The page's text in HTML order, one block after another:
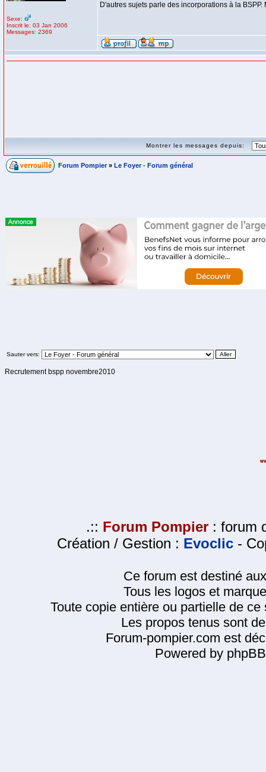
Sexe:
Inscrit le: 03 Jan 2006
Messages: 2369
D'autres sujets parle des incorporations à la
Montrer les messages depuis:
Forum Pompier » Le Foyer - Forum général
Sauter vers:
Recrutement bspp novembre2010
.:: Forum Pompier : forum
Création / Gestion : Evoclic -
Ce forum est destiné
Tous les logos et
Toute copie entière ou partielle de
Les propos tenus sont
Forum-pompier.com est
Powered by